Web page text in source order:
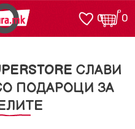
0
0
СЛАВИ
ПОДАРОЦИ ЗА